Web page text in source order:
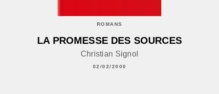
ROMANS
LA PROMESSE DES SOURCES
Christian Signol
02/02/2000